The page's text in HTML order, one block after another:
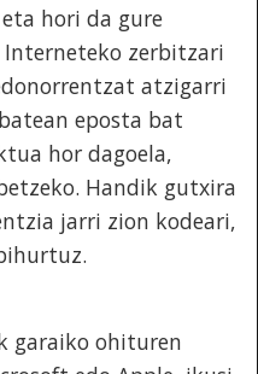
hori da gure
zerbitzari
atzigarri
eposta bat
hor dagoela,
Handik gutxira
jarri zion kodeari,
garaiko ohituren